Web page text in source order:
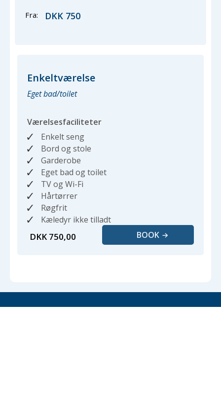
Fra: DKK 750
Enkeltværelse
Eget bad/toilet
Værelsesfaciliteter
Enkelt seng
Bord og stole
Garderobe
Eget bad og toilet
TV og Wi-Fi
Hårtørrer
Røgfrit
Kæledyr ikke tilladt
DKK 750,00 BOOK